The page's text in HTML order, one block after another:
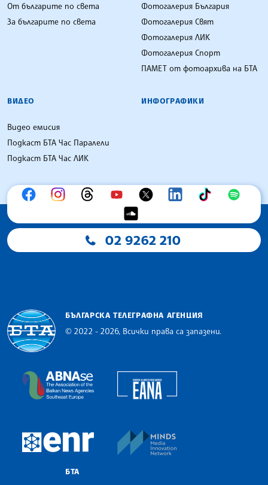
От българите по света
За българите по света
Фотогалерия България
Фотогалерия Свят
Фотогалерия ЛИК
Фотогалерия Спорт
ПАМЕТ от фотоархива на БТА
ВИДЕО
Видео емисия
Подкаст БТА Час Паралели
Подкаст БТА Час ЛИК
ИНФОГРАФИКИ
02 9262 210
БЪЛГАРСКА ТЕЛЕГРАФНА АГЕНЦИЯ
© 2022 - 2026, Всички права са запазени.
The Assocoation of the Balkan News Agencies
European Newsroom
БТА